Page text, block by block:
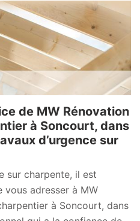
de MW Rénovation
à Soncourt, dans
d’urgence sur
sur charpente, il est
vous adresser à MW
à Soncourt, dans